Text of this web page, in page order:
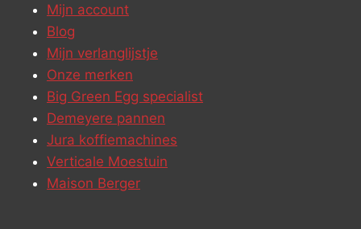
Mijn account
Blog
Mijn verlanglijstje
Onze merken
Big Green Egg specialist
Demeyere pannen
Jura koffiemachines
Verticale Moestuin
Maison Berger